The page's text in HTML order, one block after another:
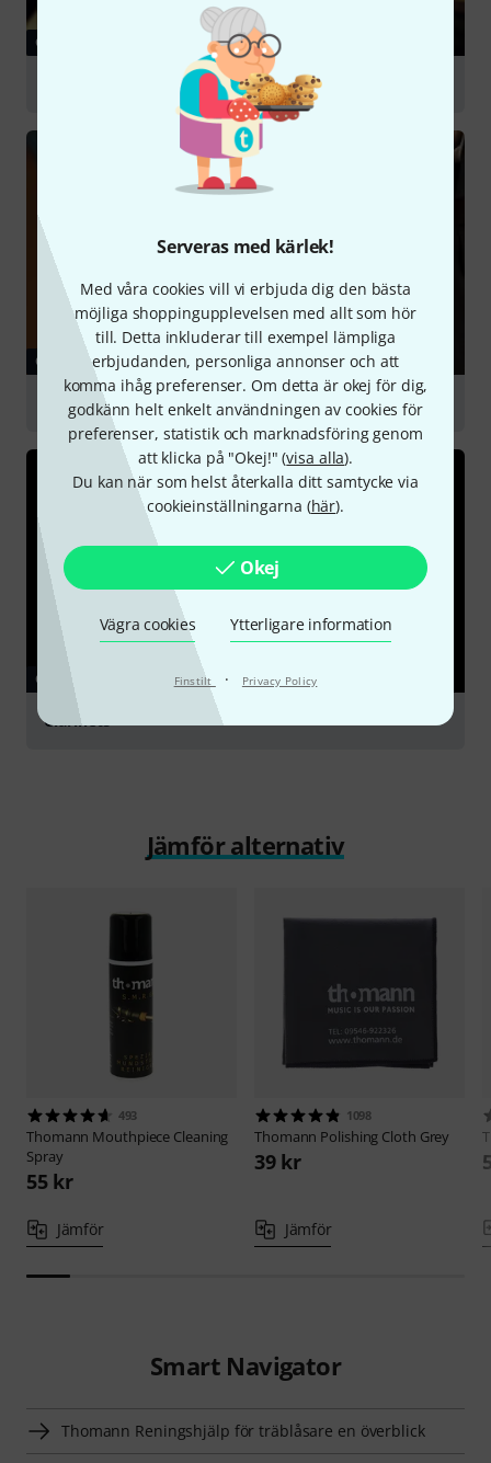
Serveras med kärlek!
Med våra cookies vill vi erbjuda dig den bästa
möjliga shoppingupplevelsen med allt som hör
till. Detta inkluderar till exempel lämpliga
erbjudanden, personliga annonser och att
komma ihåg preferenser. Om detta är okej för dig,
godkänn helt enkelt användningen av cookies för
preferenser, statistik och marknadsföring genom
att klicka på "Okej!" (visa alla).
Du kan när som helst återkalla ditt samtycke via
cookieinställningarna (här).
Okej
Vägra cookies Ytterligare information
Finstilt · Privacy Policy
GUIDE
GUIDE
Bassoons
GUIDE
Clarinets
Jämför alternativ
493
Thomann Mouthpiece Cleaning
Spray
55 kr
Jämför
1098
Thomann Polishing Cloth Grey
39 kr
Jämför
Smart Navigator
Thomann Reningshjälp för träblåsare en överblick